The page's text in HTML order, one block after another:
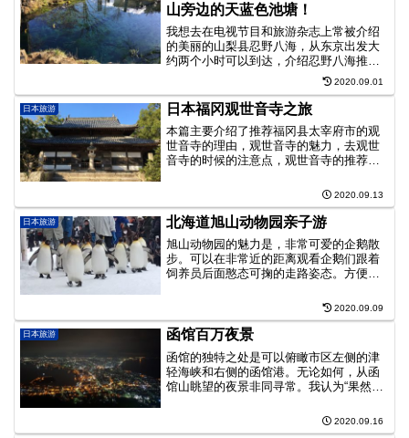
山旁边的天蓝色池塘！
我想去在电视节目和旅游杂志上常被介绍
的美丽的山梨县忍野八海，从东京出发大
约两个小时可以到达，介绍忍野八海推荐
理由，注意事项，前往忍野八海的方法，
交通信息，访问，周边地图等等
2020.09.01
日本旅游 日本福冈观世音寺之旅
本篇主要介绍了推荐福冈县太宰府市的观
世音寺的理由，观世音寺的魅力，去观世
音寺的时候的注意点，观世音寺的推荐
2020.09.13
日本旅游 北海道旭山动物园亲子游
旭山动物园的魅力是，非常可爱的企鹅散
步。可以在非常近的距离观看企鹅们跟着
饲养员后面憨态可掬的走路姿态。方便观
确保观看场所。进食时间和原来如此介
聚集起来并进行解说。
2020.09.09
日本旅游 函馆百万夜景
函馆的独特之处是可以俯瞰市区左侧的津
轻海峡和右侧的函馆港。无论如何，从函
馆山眺望的夜景非同寻常。我认为“果然是
这样梦幻的夜景绝对有一生看一次的价
2020.09.16